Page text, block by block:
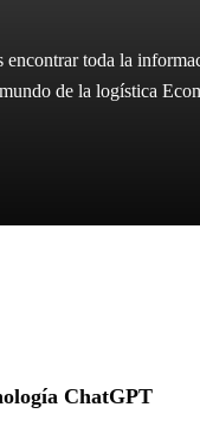
toda la
de la logística
ChatGPT